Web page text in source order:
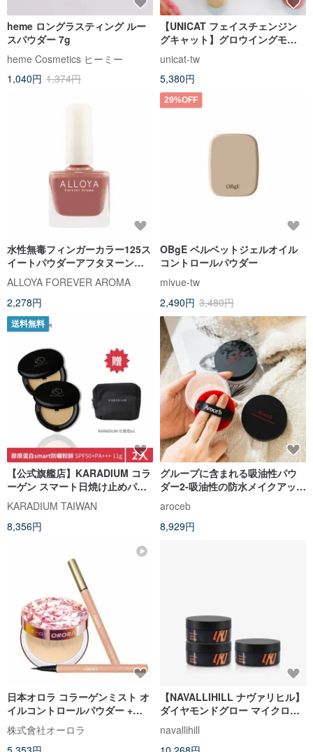
heme ロングラスティング ルー
スパウダー 7g
heme Cosmetics ヒーミー
1,040円 1,374円
【UNICAT フェイスチェンジン
グキャット】グロウイングモイ
ウダー SPF50+PA+++ ソフトフ
ォーカス ポアミネラル
unicat-tw
5,380円
水性無毒フィンガーカラー125ス
イートパウダーアフタヌーンテ
ィー/長持ち+速乾性
ALLOYA FOREVER AROMA
2,278円
29%OFF
OBgE ベルベットジェルオイル
コントロールパウダー
mivue-tw
2,490円 3,480円
送料無料
【公式旗艦店】KARADIUM コラ
ーゲン スマート日焼け止めパウ
ダー（2個セット）+化粧ポーチ
無料
KARADIUM TAIWAN
8,356円
グループに含まれる吸油性パウ
ダー2-吸油性の防水メイクアップ
ミネラルパウダーはマスクに付
着せず、メイクアップをはがし
ません
aroceb
8,929円
日本オロラ コラーゲンミスト オ
イルコントロールパウダー +
0.1mm極細ブラシリキッドアイ
ライナー
株式會社オーロラ
【NAVALLIHILL ナヴァリヒル】
ダイヤモンドグロー マイクロク
リスタルルースパウダー UVパー
プル【3個セット】
navallihill